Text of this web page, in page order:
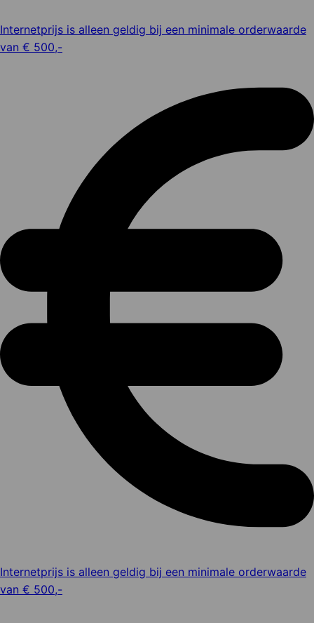
Internetprijs is alleen geldig bij een minimale orderwaarde
van € 500,-
Internetprijs is alleen geldig bij een minimale orderwaarde
van € 500,-